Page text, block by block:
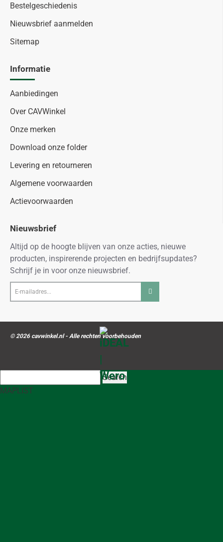
Bestelgeschiedenis
Nieuwsbrief aanmelden
Sitemap
Informatie
Aanbiedingen
Over CAVWinkel
Onze merken
Download onze folder
Levering en retourneren
Algemene voorwaarden
Actievoorwaarden
Nieuwsbrief
Altijd op de hoogte blijven van onze acties, nieuwe
producten, inspirerende projecten en bedrijfsupdates?
Schrijf je in voor onze nieuwsbrief.
mailadres...
© 2026 cavwinkel.nl - Alle rechten voorbehouden
Search
MAPLIST